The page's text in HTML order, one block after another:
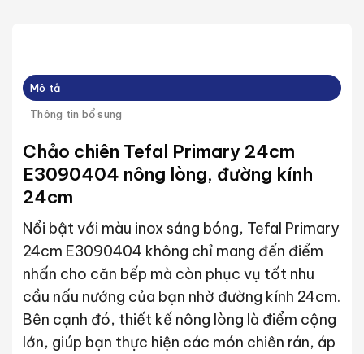
Mô tả
Thông tin bổ sung
Chảo chiên Tefal Primary 24cm
E3090404 nông lòng, đường kính
24cm
Nổi bật với màu inox sáng bóng, Tefal Primary
24cm E3090404 không chỉ mang đến điểm
nhấn cho căn bếp mà còn phục vụ tốt nhu
cầu nấu nướng của bạn nhờ đường kính 24cm.
Bên cạnh đó, thiết kế nông lòng là điểm cộng
lớn, giúp bạn thực hiện các món chiên rán, áp